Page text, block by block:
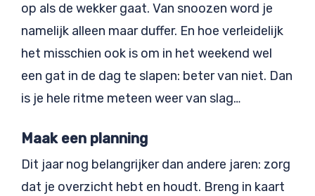
op als de wekker gaat. Van snoozen word je
namelijk alleen maar duffer. En hoe verleidelijk
het misschien ook is om in het weekend wel
een gat in de dag te slapen: beter van niet. Dan
is je hele ritme meteen weer van slag…
Maak een planning
Dit jaar nog belangrijker dan andere jaren: zorg
dat je overzicht hebt en houdt. Breng in kaart